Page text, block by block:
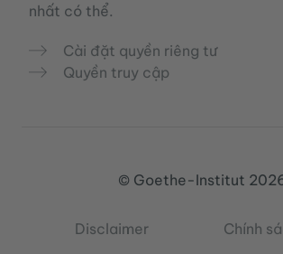
nhất có thể.
Cài đặt quyền riêng tư
Quyền truy cập
© Goethe-Institut
Disclaimer Chính